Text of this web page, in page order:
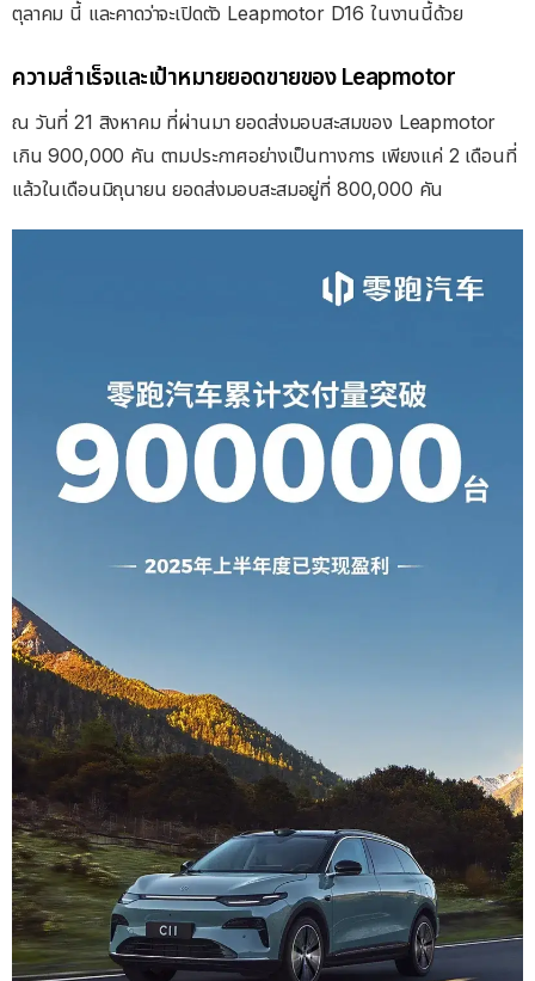
ตุลาคม นี้ และคาดว่าจะเปิดตัว Leapmotor D16 ในงานนี้ด้วย
ความสำเร็จและเป้าหมายยอดขายของ Leapmotor
ณ วันที่ 21 สิงหาคม ที่ผ่านมา ยอดส่งมอบสะสมของ Leapmotor
เกิน 900,000 คัน ตามประกาศอย่างเป็นทางการ เพียงแค่ 2 เดือนที่
แล้วในเดือนมิถุนายน ยอดส่งมอบสะสมอยู่ที่ 800,000 คัน